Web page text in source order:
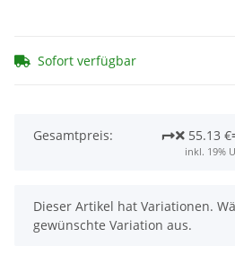
Sofort verfügbar
Gesamtpreis: 55.13 €
inkl. 19%
x
Dieser Artikel hat Variationen.
gewünschte Variation aus.